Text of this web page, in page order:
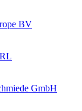
BV
GmbH